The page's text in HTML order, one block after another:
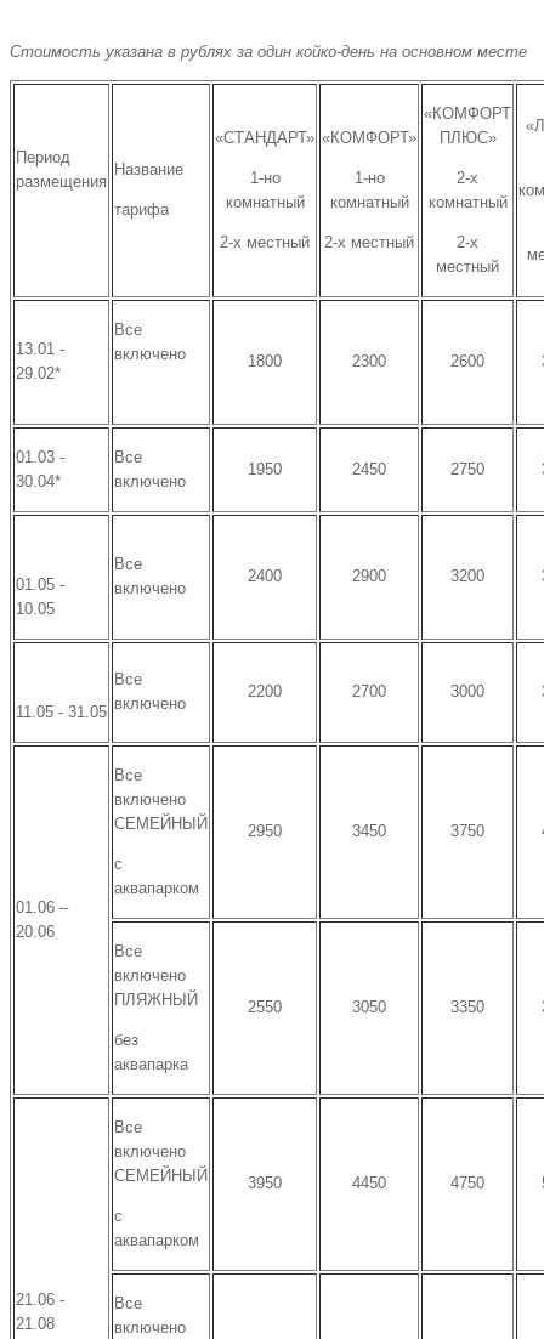
Стоимость указана в рублях за один койко-день на основном месте
Период
размещения
Название
тарифа
«СТАНДАРТ»
1-но
комнатный
2-х местный
«КОМФОРТ»
1-но
комнатный
2-х местный
«КОМФОРТ
ПЛЮС»
2-х
комнатный
2-х
местный
13.01 -
29.02*
Все
включено
1800 2300 2600
01.03 -
30.04*
Все
включено
1950 2450 2750
01.05 -
10.05
Все
включено
2400 2900 3200
11.05 - 31.05
Все
включено
2200 2700 3000
01.06 –
20.06
Все
включено
СЕМЕЙНЫЙ
с
аквапарком
2950 3450 3750
Все
включено
ПЛЯЖНЫЙ
без
аквапарка
2550 3050 3350
21.06 -
21.08
Все
включено
СЕМЕЙНЫЙ
с
аквапарком
3950 4450 4750
Все
включено